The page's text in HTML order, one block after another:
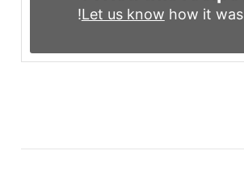
Let us know how it was!